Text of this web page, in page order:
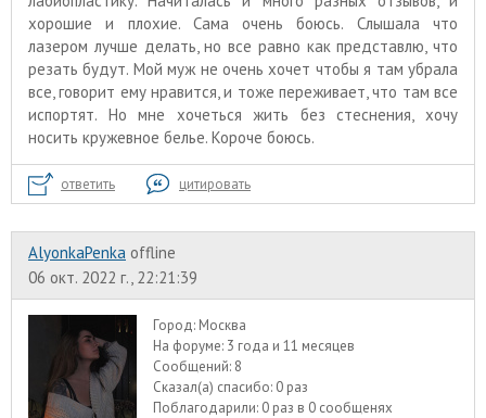
хорошие и плохие. Сама очень боюсь. Слышала что
лазером лучше делать, но все равно как представлю, что
резать будут. Мой муж не очень хочет чтобы я там убрала
все, говорит ему нравится, и тоже переживает, что там все
испортят. Но мне хочеться жить без стеснения, хочу
носить кружевное белье. Короче боюсь.
ответить цитировать
AlyonkaPenka offline
06 окт. 2022 г., 22:21:39
Город: Москва
На форуме: 3 года и 11 месяцев
Сообщений: 8
Сказал(а) спасибо: 0 раз
Поблагодарили: 0 раз в 0 сообщенях